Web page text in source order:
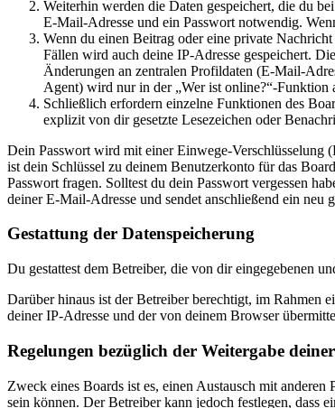
Weiterhin werden die Daten gespeichert, die du
E-Mail-Adresse und ein Passwort notwendig.
Wenn du einen Beitrag oder eine private
Fällen wird auch deine IP-Adresse gespeichert.
Änderungen an zentralen Profildaten (E-Mail-
Agent) wird nur in der „Wer ist online?“-Funktion
Schließlich erfordern einzelne Funktionen des
explizit von dir gesetzte Lesezeichen oder
Dein Passwort wird mit einer Einwege-Verschlüsselung
ist dein Schlüssel zu deinem Benutzerkonto für das
Passwort fragen. Solltest du dein Passwort vergessen
deiner E-Mail-Adresse und sendet anschließend ein neu
Gestattung der Datenspeicherung
Du gestattest dem Betreiber, die von dir eingegebenen
Darüber hinaus ist der Betreiber berechtigt, im Rahmen
deiner IP-Adresse und der von deinem Browser
Regelungen bezüglich der Weitergabe
Zweck eines Boards ist es, einen Austausch mit
sein können. Der Betreiber kann jedoch festlegen, dass